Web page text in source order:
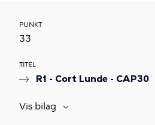
PUNKT
33
TITEL
R1 - Cort Lunde - CAP30
Vis bilag